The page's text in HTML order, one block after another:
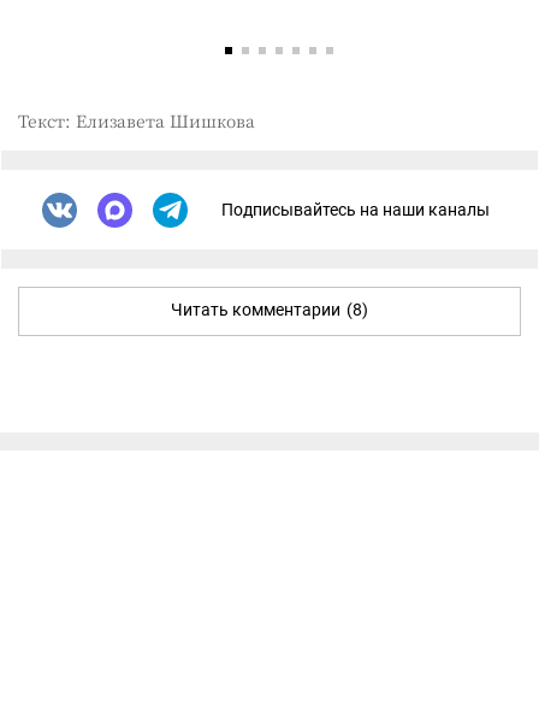
Текст: Елизавета Шишкова
Подписывайтесь на наши каналы
Читать комментарии (8)